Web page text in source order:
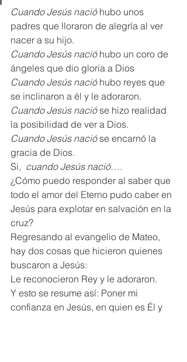
Cuando Jesús nació hubo unos
padres que lloraron de alegría al ver
nacer a su hijo.
Cuando Jesús nació hubo un coro de
ángeles que dio gloria a Dios
Cuando Jesús nació hubo reyes que
se inclinaron a él y le adoraron.
Cuando Jesús nació se hizo realidad
la posibilidad de ver a Dios.
Cuando Jesús nació se encarnó la
gracia de Dios.
Si, cuando Jesús nació….
¿Cómo puedo responder al saber que
todo el amor del Eterno pudo caber en
Jesús para explotar en salvación en la
cruz?
Regresando al evangelio de Mateo,
hay dos cosas que hicieron quienes
buscaron a Jesús:
Le reconocieron Rey y le adoraron.
Y esto se resume así: Poner mi
confianza en Jesús, en quien es Él y